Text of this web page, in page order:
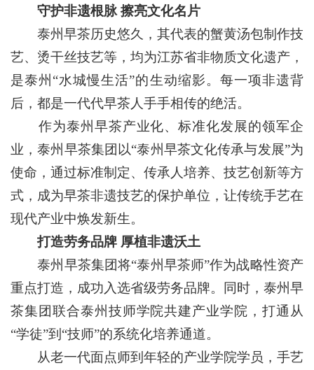
守护非遗根脉 擦亮文化名片
泰州早茶历史悠久，其代表的蟹黄汤包制作技
艺、烫干丝技艺等，均为江苏省非物质文化遗产，
是泰州“水城慢生活”的生动缩影。每一项非遗背
后，都是一代代早茶人手手相传的绝活。
作为泰州早茶产业化、标准化发展的领军企
业，泰州早茶集团以“泰州早茶文化传承与发展”为
使命，通过标准制定、传承人培养、技艺创新等方
式，成为早茶非遗技艺的保护单位，让传统手艺在
现代产业中焕发新生。
打造劳务品牌 厚植非遗沃土
泰州早茶集团将“泰州早茶师”作为战略性资产
重点打造，成功入选省级劳务品牌。同时，泰州早
茶集团联合泰州技师学院共建产业学院，打通从
“学徒”到“技师”的系统化培养通道。
从老一代面点师到年轻的产业学院学员，手艺